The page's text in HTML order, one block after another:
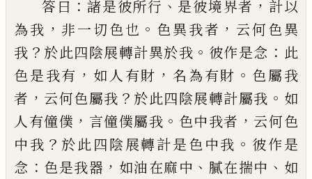
答曰 ：諸是彼所行 、 是彼境界者 ， 計以
為我 ， 非一切色也 。 色異我者 ， 云何色異
我 ？ 於此四陰展轉計異於我 。 彼作是念 ： 此
色是我有 ， 如人有財 ， 名為有財 。 色屬我
者 ， 云何色屬我 ？ 於此四陰展轉計屬我 。 如
人有僮僕 ， 言僮僕屬我 。 色中我者 ， 云何色
中我 ？ 於此四陰展轉計是色中我 。 彼作是
念 ： 色是我器 ， 如油在麻中 、 膩在揣中 、 如